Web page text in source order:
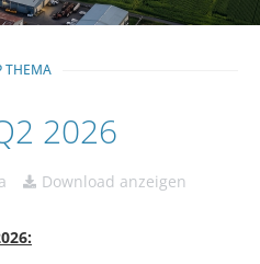
THEMA
2026
Download anzeigen